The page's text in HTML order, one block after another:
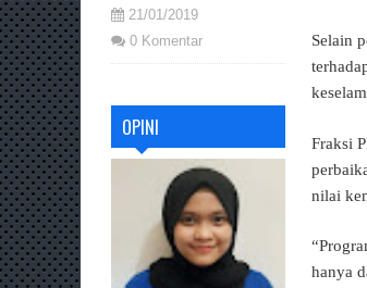
21/01/2019
0 Komentar
OPINI
Selain
Fraksi
nilai
hanya